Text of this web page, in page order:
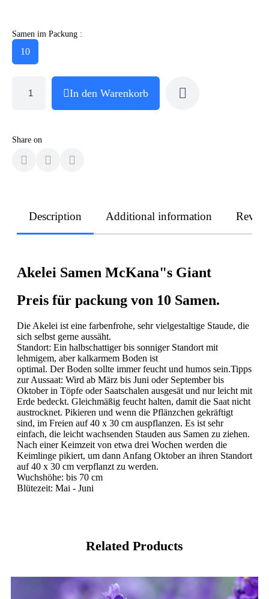
Samen im Packung :
10
In den Warenkorb
Share on
Description Additional information
Akelei Samen McKana"s Giant
Preis für packung von 10 Samen.
Die Akelei ist eine farbenfrohe, sehr vielgestaltige Staude, die
sich selbst gerne aussäht.
Standort: Ein halbschattiger bis sonniger Standort mit
lehmigem, aber kalkarmem Boden ist
optimal. Der Boden sollte immer feucht und humos sein.Tipps
zur Aussaat: Wird ab März bis Juni oder September bis
Oktober in Töpfe oder Saatschalen ausgesät und nur leicht mit
Erde bedeckt. Gleichmäßig feucht halten, damit die Saat nicht
austrocknet. Pikieren und wenn die Pflänzchen gekräftigt
sind, im Freien auf 40 x 30 cm auspflanzen. Es ist sehr
einfach, die leicht wachsenden Stauden aus Samen zu ziehen.
Nach einer Keimzeit von etwa drei Wochen werden die
Keimlinge pikiert, um dann Anfang Oktober an ihren Standort
auf 40 x 30 cm verpflanzt zu werden.
Wuchshöhe: bis 70 cm
Blütezeit: Mai - Juni
Related Products